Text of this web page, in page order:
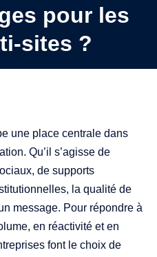
pour les
sites ?
une place centrale dans
Qu’il s’agisse de
de supports
la qualité de
message. Pour répondre à
en réactivité et en
font le choix de